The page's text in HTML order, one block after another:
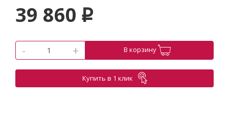
39 860 p
- + В корзину
Купить в 1 клик